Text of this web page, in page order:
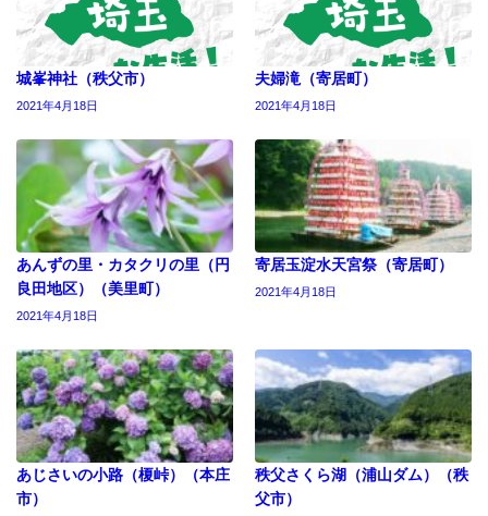
城峯神社（秩父市）
2021年4月18日
夫婦滝（寄居町）
2021年4月18日
あんずの里・カタクリの里（円
良田地区）（美里町）
2021年4月18日
寄居玉淀水天宮祭（寄居町）
2021年4月18日
あじさいの小路（榎峠）（本庄
市）
秩父さくら湖（浦山ダム）（秩
父市）